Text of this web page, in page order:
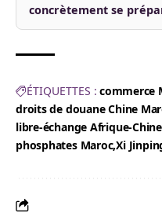
concrètement se
ÉTIQUETTES : commerce
droits de douane Chine
libre-échange Afrique-Chine
phosphates MarocXi